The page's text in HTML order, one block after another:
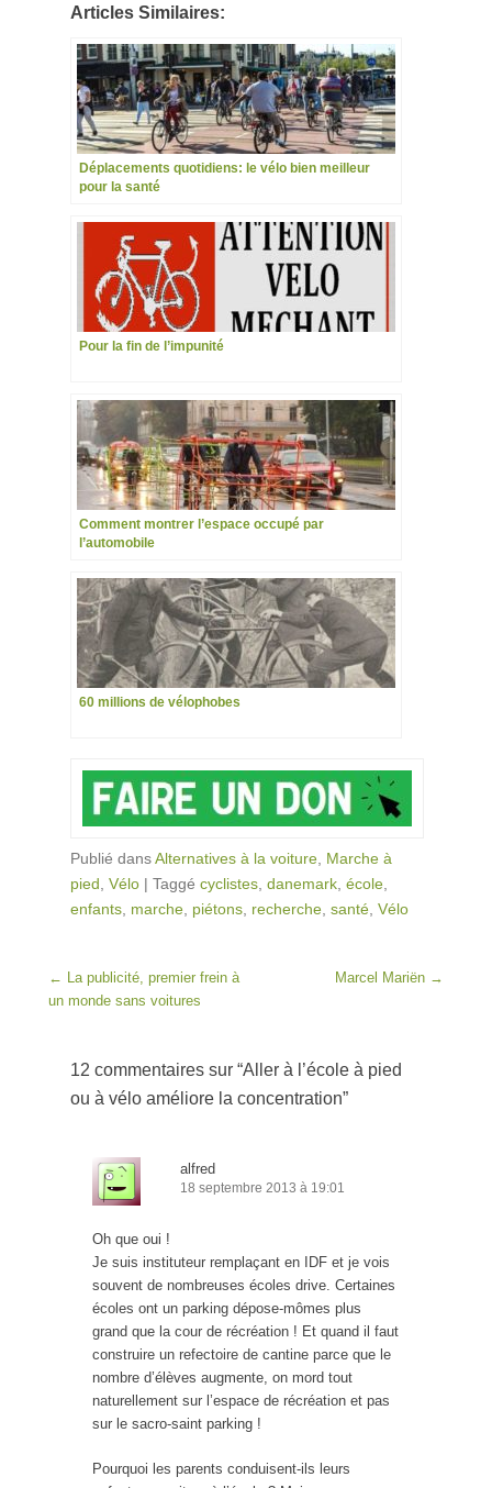
Articles Similaires:
Déplacements quotidiens: le vélo bien meilleur
pour la santé
Pour la fin de l’impunité
Comment montrer l’espace occupé par
l’automobile
60 millions de vélophobes
Publié dansAlternatives à la voiture, Marche à
pied, Vélo | Taggé cyclistes, danemark, école,
enfants, marche, piétons, recherche, santé, Vélo
Post navigation
← La publicité, premier frein à
un monde sans voitures
Marcel Mariën →
12 commentaires sur “Aller à l’école à pied
ou à vélo améliore la concentration”
alfred
18 septembre 2013 à 19:01
Oh que oui !
Je suis instituteur remplaçant en IDF et je vois
souvent de nombreuses écoles drive. Certaines
écoles ont un parking dépose-mômes plus
grand que la cour de récréation ! Et quand il faut
construire un refectoire de cantine parce que le
nombre d’élèves augmente, on mord tout
naturellement sur l’espace de récréation et pas
sur le sacro-saint parking !
Pourquoi les parents conduisent-ils leurs